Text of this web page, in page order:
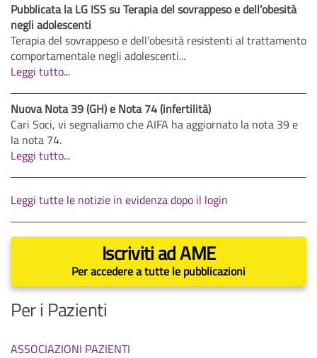
Pubblicata la LG ISS su Terapia del sovrappeso e dell’obesità
negli adolescenti
Terapia del sovrappeso e dell’obesità resistenti al trattamento
comportamentale negli adolescenti...
Leggi tutto...
Nuova Nota 39 (GH) e Nota 74 (infertilità)
Cari Soci, vi segnaliamo che AIFA ha aggiornato la nota 39 e
la nota 74.
Leggi tutto...
Leggi tutte le notizie in evidenza dopo il login
Iscriviti ad AME
Per accedere a tutte le pubblicazioni
Per i Pazienti
ASSOCIAZIONI PAZIENTI